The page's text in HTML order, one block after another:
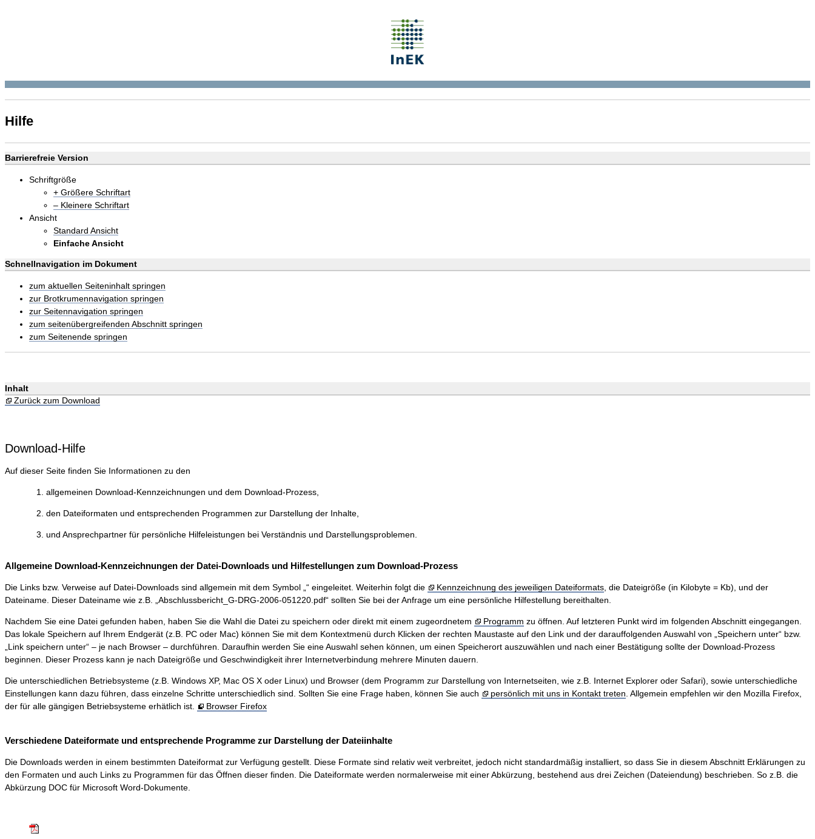
Hilfe
Barrierefreie Version
Schriftgröße
+ Größere Schriftart
– Kleinere Schriftart
Ansicht
Standard Ansicht
Einfache Ansicht
Schnellnavigation im Dokument
zum aktuellen Seiteninhalt springen
zur Brotkrumennavigation springen
zur Seitennavigation springen
zum seitenübergreifenden Abschnitt springen
zum Seitenende springen
Inhalt
Zurück zum Download
Download-Hilfe
Auf dieser Seite finden Sie Informationen zu den
allgemeinen Download-Kennzeichnungen und dem Download-Prozess,
den Dateiformaten und entsprechenden Programmen zur Darstellung der Inhalte,
und Ansprechpartner für persönliche Hilfeleistungen bei Verständnis und Darstellungsproblemen.
Allgemeine Download-Kennzeichnungen der Datei-Downloads und Hilfestellungen zum Download-Prozess
Die Links bzw. Verweise auf Datei-Downloads sind allgemein mit dem Symbol „“ eingeleitet. Weiterhin folgt die Kennzeichnung des jeweiligen Dateiformats , die Dateigröße (in Kilobyte = Kb), und der
Dateiname. Dieser Dateiname wie z.B. „Abschlussbericht_G-DRG-2006-051220.pdf“ sollten Sie bei der Anfrage um eine persönliche Hilfestellung bereithalten.
Nachdem Sie eine Datei gefunden haben, haben Sie die Wahl die Datei zu speichern oder direkt mit einem zugeordnetem Programm zu öffnen. Auf letzteren Punkt wird im folgenden Abschnitt eingegangen.
Das lokale Speichern auf Ihrem Endgerät (z.B. PC oder Mac) können Sie mit dem Kontextmenü durch Klicken der rechten Maustaste auf den Link und der darauffolgenden Auswahl von „Speichern unter“ bzw.
„Link speichern unter“ – je nach Browser – durchführen. Daraufhin werden Sie eine Auswahl sehen können, um einen Speicherort auszuwählen und nach einer Bestätigung sollte der Download-Prozess
beginnen. Dieser Prozess kann je nach Dateigröße und Geschwindigkeit ihrer Internetverbindung mehrere Minuten dauern.
Die unterschiedlichen Betriebsysteme (z.B. Windows XP, Mac OS X oder Linux) und Browser (dem Programm zur Darstellung von Internetseiten, wie z.B. Internet Explorer oder Safari), sowie unterschiedliche
Einstellungen kann dazu führen, dass einzelne Schritte unterschiedlich sind. Sollten Sie eine Frage haben, können Sie auch
persönlich mit uns in Kontakt treten . Allgemein empfehlen wir den Mozilla Firefox,
der für alle gängigen Betriebsysteme erhätlich ist.
Browser Firefox
Verschiedene Dateiformate und entsprechende Programme zur Darstellung der Dateiinhalte
Die Downloads werden in einem bestimmten Dateiformat zur Verfügung gestellt. Diese Formate sind relativ weit verbreitet, jedoch nicht standardmäßig installiert, so dass Sie in diesem Abschnitt Erklärungen zu
den Formaten und auch Links zu Programmen für das Öffnen dieser finden. Die Dateiformate werden normalerweise mit einer Abkürzung, bestehend aus drei Zeichen (Dateiendung) beschrieben. So z.B. die
Abkürzung DOC für Microsoft Word-Dokumente.